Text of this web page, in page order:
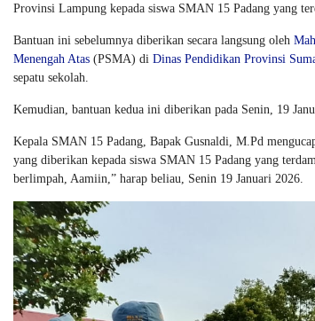
Provinsi Lampung kepada siswa SMAN 15 Padang yang
Bantuan ini sebelumnya diberikan secara langsung oleh
Menengah Atas (PSMA) di Dinas Pendidikan Provinsi
sepatu sekolah.
Kemudian, bantuan kedua ini diberikan pada Senin, 19
Kepala SMAN 15 Padang, Bapak Gusnaldi, M.Pd
yang diberikan kepada siswa SMAN 15 Padang yang
berlimpah, Aamiin,” harap beliau, Senin 19 Januari 2026.